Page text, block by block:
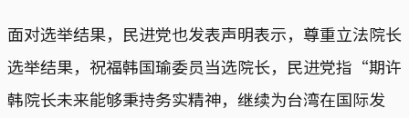
面对选举结果，民进党也发表声明表示，尊重立法院长
选举结果，祝福韩国瑜委员当选院长，民进党指“期许
韩院长未来能够秉持务实精神，继续为台湾在国际发